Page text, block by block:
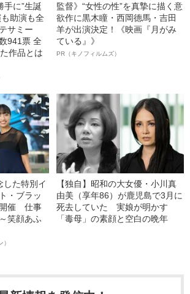
手に”生誕
助演も全
サミー
941票 全
作品とは
監督》“女性の性”を真摯に描く意
欲作に黒木瞳・西岡德馬・吉田
羊が出演決定！《映画『月がみ
ている』》
PR（キノフィルムズ）
した特別イ
・ブラッ
開催 仕事
笑顔あふ
【独自】昭和の大女優・小川真
由美（享年86）が鹿児島で3月に
死去していた 実娘が明かす
「毒母」の素顔と空白の晩年